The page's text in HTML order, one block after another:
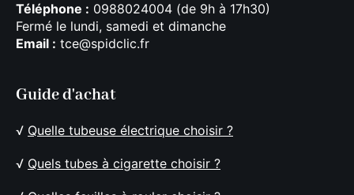
Téléphone : 0988024004 (de 9h à 17h30)
Fermé le lundi, samedi et dimanche
Email : tce@spidclic.fr
Guide d'achat
√ Quelle tubeuse électrique choisir ?
√ Quels tubes à cigarette choisir ?